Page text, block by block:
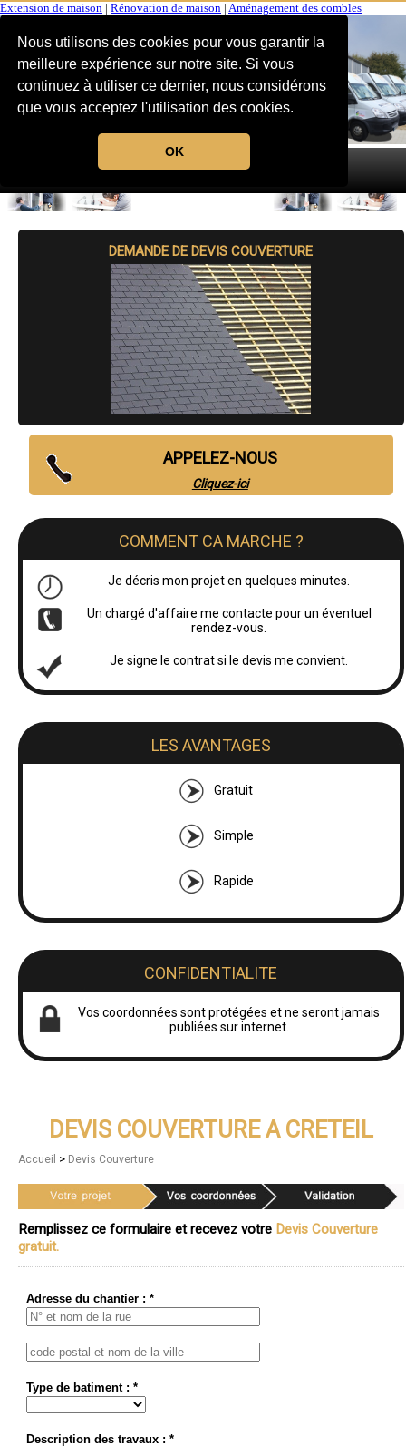
Nous utilisons des cookies pour vous garantir la
meilleure expérience sur notre site. Si vous
continuez à utiliser ce dernier, nous considérons
que vous acceptez l'utilisation des cookies.
OK
Extension de maison Rénovation de maison Aménagement des combles
MENU
DEMANDE DE DEVIS COUVERTURE
APPELEZ-NOUS
Cliquez-ici
COMMENT CA MARCHE ?
Je décris mon projet en quelques minutes.
Un chargé d'affaire me contacte pour un éventuel
rendez-vous.
Je signe le contrat si le devis me convient.
LES AVANTAGES
Gratuit
Simple
Rapide
CONFIDENTIALITE
Vos coordonnées sont protégées et ne seront jamais
publiées sur internet.
DEVIS COUVERTURE A CRETEIL
Accueil > Devis Couverture
Remplissez ce formulaire et recevez votre Devis Couverture
gratuit.
Adresse du chantier : *
Type de batiment : *
Description des travaux : *